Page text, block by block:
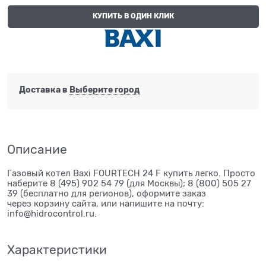
КУПИТЬ В ОДИН КЛИК
Доставка в Выберите город
Описание
Газовый котел Baxi FOURTECH 24 F купить легко. Просто
наберите 8 (495) 902 54 79 (для Москвы); 8 (800) 505 27
39 (бесплатно для регионов), оформите заказ
через корзину сайта, или напишите на почту:
info@hidrocontrol.ru.
Характеристики